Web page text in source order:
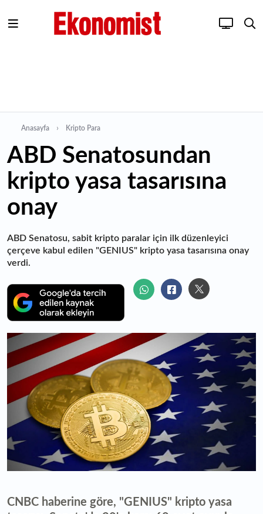
Anasayfa Kripto Para
ABD Senatosundan
kripto yasa tasarısına
onay
ABD Senatosu, sabit kripto paralar için ilk düzenleyici
çerçeve kabul edilen "GENIUS" kripto yasa tasarısına onay
verdi.
CNBC haberine göre, "GENIUS" kripto yasa